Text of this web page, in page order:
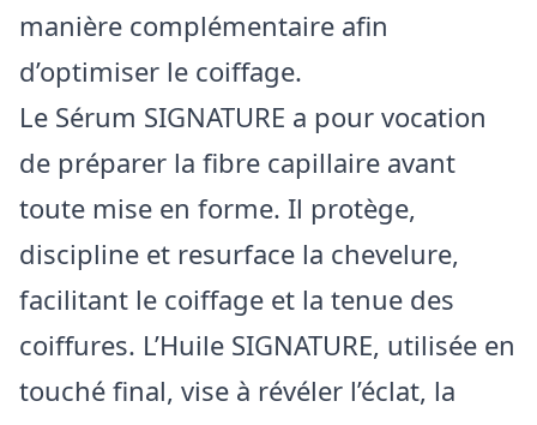
manière complémentaire afin
d’optimiser le coiffage.
Le Sérum SIGNATURE a pour vocation
de préparer la fibre capillaire avant
toute mise en forme. Il protège,
discipline et resurface la chevelure,
facilitant le coiffage et la tenue des
coiffures. L’Huile SIGNATURE, utilisée en
touché final, vise à révéler l’éclat, la